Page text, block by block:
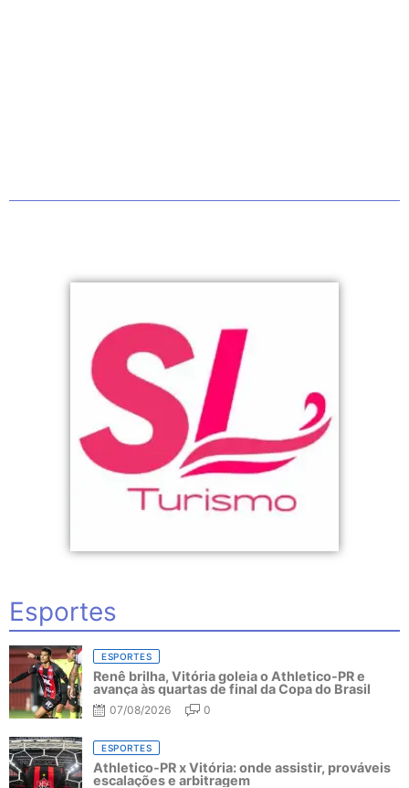
Esportes
ESPORTES
Renê brilha, Vitória goleia o Athletico-PR e
avança às quartas de final da Copa do Brasil
07/08/2026 0
ESPORTES
Athletico-PR x Vitória: onde assistir, prováveis
escalações e arbitragem